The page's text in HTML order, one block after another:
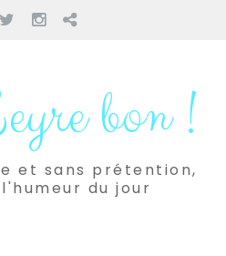
TwitterInstagram
Pinterest
bon !
et sans prétention,
du jour